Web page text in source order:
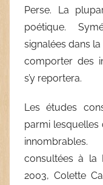
Perse. La
poétique.
signalées dans
comporter des
s’y reportera.
Les études
parmi lesquelles
consultées à la
2003, Colette